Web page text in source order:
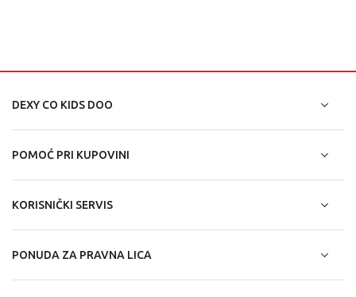
DEXY CO KIDS DOO
POMOĆ PRI KUPOVINI
KORISNIČKI SERVIS
PONUDA ZA PRAVNA LICA